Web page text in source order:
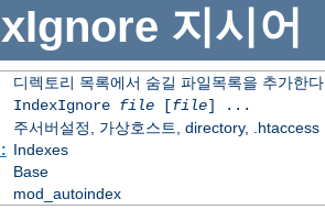
지시어
디렉토리 목록에서 숨길 파일목록을 추가한다
IndexIgnore file[file] ...
주서버설정, 가상호스트, directory, .htaccess
Indexes
Base
mod_autoindex